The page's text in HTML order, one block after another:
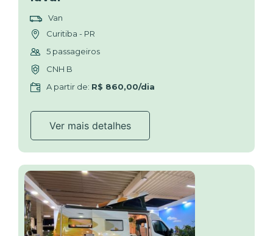
Van
Curitiba - PR
5 passageiros
CNH B
A partir de: R$ 860,00/dia
Ver mais detalhes